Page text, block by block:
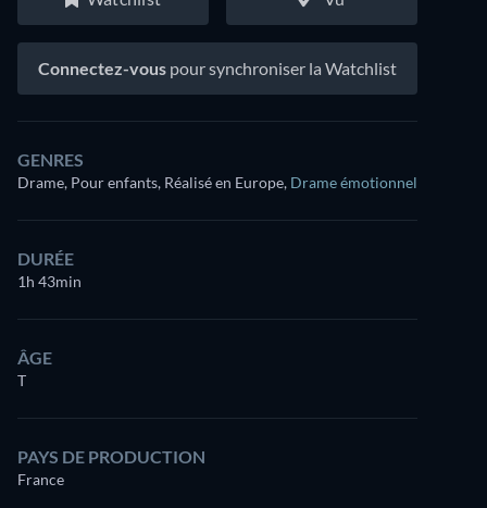
Connectez-vous pour synchroniser la Watchlist
GENRES
Drame, Pour enfants, Réalisé en Europe, Drame émotionnel
DURÉE
1h 43min
ÂGE
T
PAYS DE PRODUCTION
France